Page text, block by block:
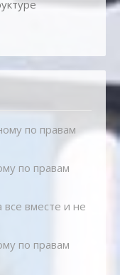
по правам
по правам
все вместе и не
по правам